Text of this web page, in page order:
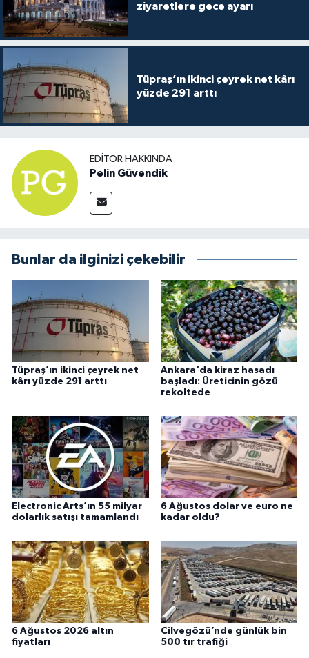
ziyaretlere gece ayarı
Tüpraş’ın ikinci çeyrek net kârı
yüzde 291 arttı
EDITÖR HAKKINDA
Pelin Güvendik
Bunlar da ilginizi çekebilir
Tüpraş’ın ikinci çeyrek net
kârı yüzde 291 arttı
Ankara'da kiraz hasadı
başladı: Üreticinin gözü
rekoltede
Electronic Arts’ın 55 milyar
dolarlık satışı tamamlandı
6 Ağustos dolar ve euro ne
kadar oldu?
6 Ağustos 2026 altın
fiyatları
Cilvegözü’nde günlük bin
500 tır trafiği